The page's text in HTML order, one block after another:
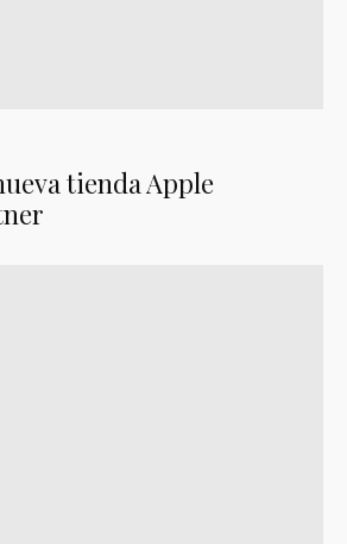
tienda Apple